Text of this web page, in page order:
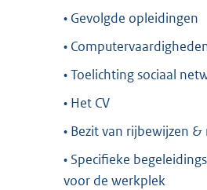
• Gevolgde opleidingen
•
• Toelichting sociaal
• Het CV
• Bezit van rijbewijzen
• Specifieke
voor de werkplek